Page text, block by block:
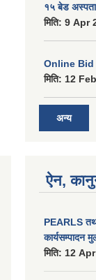
१५ बेड
मिति: 9 Apr
Online Bid
मिति: 12
अन्य
ऐन,
PEARLS
कार्यसम्पादन
मिति: 12